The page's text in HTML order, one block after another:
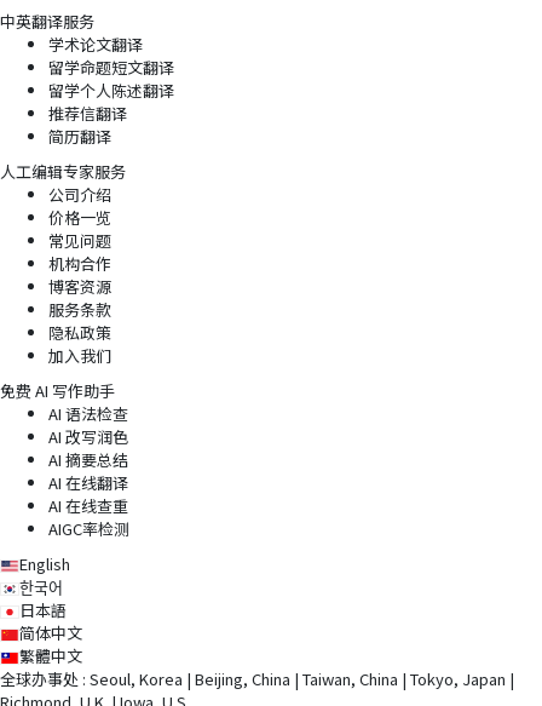
中英翻译服务
学术论文翻译
留学命题短文翻译
留学个人陈述翻译
推荐信翻译
简历翻译
人工编辑专家服务
公司介绍
价格一览
常见问题
机构合作
博客资源
服务条款
隐私政策
加入我们
免费 AI 写作助手
AI 语法检查
AI 改写润色
AI 摘要总结
AI 在线翻译
AI 在线查重
AIGC率检测
English
한국어
日本語
简体中文
繁體中文
全球办事处 : Seoul, Korea | Beijing, China | Taiwan, China | Tokyo, Japan |